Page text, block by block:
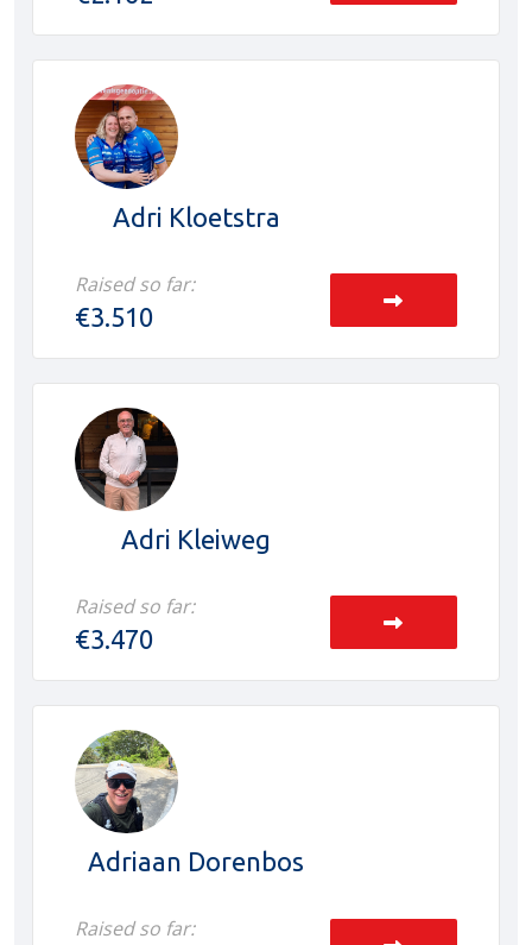
Adri Kloetstra
Raised so far:
€3.510
Adri Kleiweg
Raised so far:
€3.470
Adriaan Dorenbos
Raised so far: